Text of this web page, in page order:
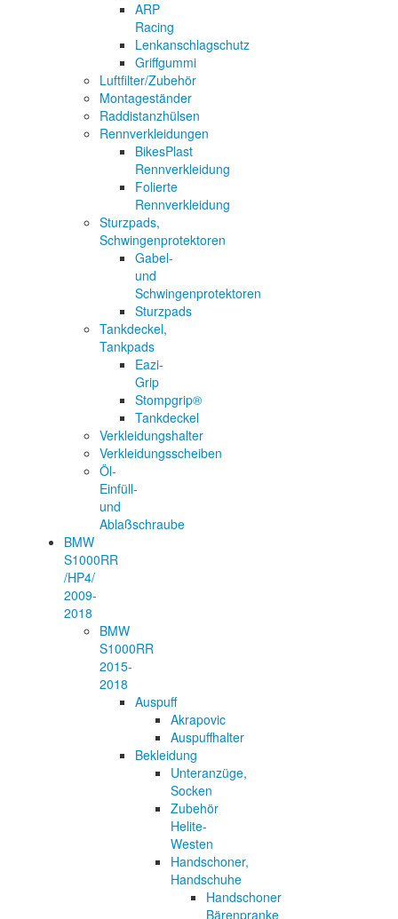
ARP
Racing
Lenkanschlagschutz
Griffgummi
Luftfilter/Zubehör
Montageständer
Raddistanzhülsen
Rennverkleidungen
BikesPlast
Rennverkleidung
Folierte
Rennverkleidung
Sturzpads,
Schwingenprotektoren
Gabel-
und
Schwingenprotektoren
Sturzpads
Tankdeckel,
Tankpads
Eazi-
Grip
Stompgrip®
Tankdeckel
Verkleidungshalter
Verkleidungsscheiben
Öl-
Einfüll-
und
Ablaßschraube
BMW
S1000RR
/HP4/
2009-
2018
BMW
S1000RR
2015-
2018
Auspuff
Akrapovic
Auspuffhalter
Bekleidung
Unteranzüge,
Socken
Zubehör
Helite-
Westen
Handschoner,
Handschuhe
Handschoner
Bärenpranke